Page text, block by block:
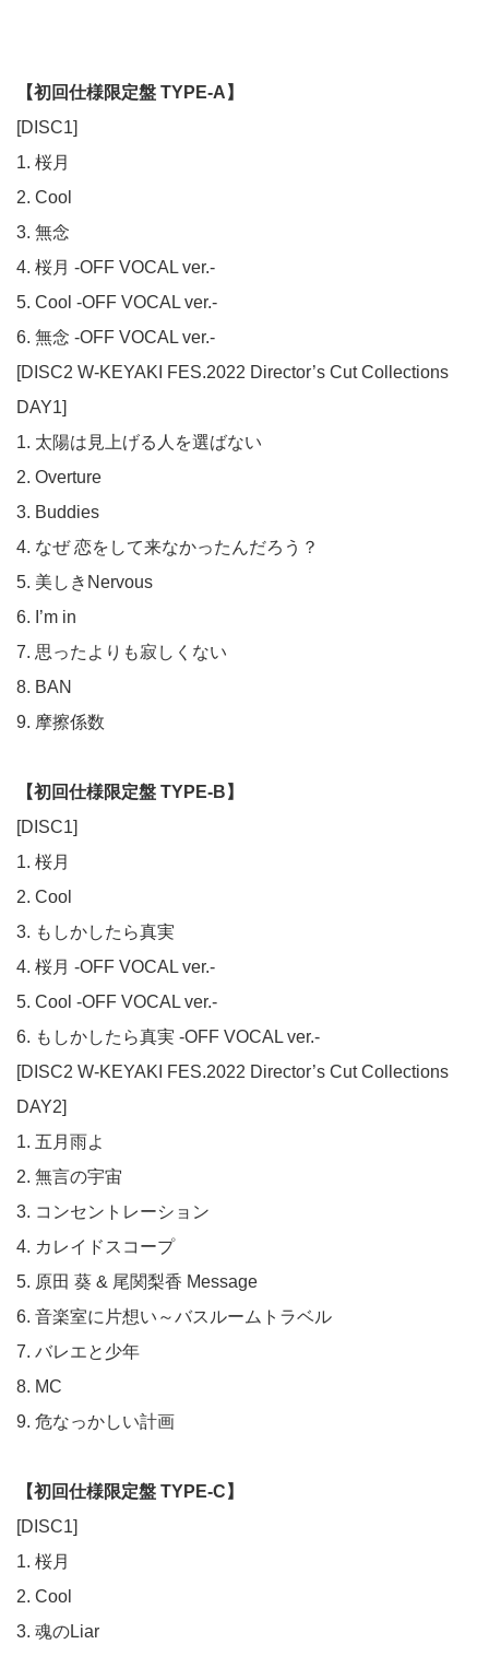
【初回仕様限定盤 TYPE-A】
[DISC1]
1. 桜月
2. Cool
3. 無念
4. 桜月 -OFF VOCAL ver.-
5. Cool -OFF VOCAL ver.-
6. 無念 -OFF VOCAL ver.-
[DISC2 W-KEYAKI FES.2022 Director’s Cut Collections
DAY1]
1. 太陽は見上げる人を選ばない
2. Overture
3. Buddies
4. なぜ 恋をして来なかったんだろう？
5. 美しきNervous
6. I’m in
7. 思ったよりも寂しくない
8. BAN
9. 摩擦係数
【初回仕様限定盤 TYPE-B】
[DISC1]
1. 桜月
2. Cool
3. もしかしたら真実
4. 桜月 -OFF VOCAL ver.-
5. Cool -OFF VOCAL ver.-
6. もしかしたら真実 -OFF VOCAL ver.-
[DISC2 W-KEYAKI FES.2022 Director’s Cut Collections
DAY2]
1. 五月雨よ
2. 無言の宇宙
3. コンセントレーション
4. カレイドスコープ
5. 原田 葵 & 尾関梨香 Message
6. 音楽室に片想い～バスルームトラベル
7. バレエと少年
8. MC
9. 危なっかしい計画
【初回仕様限定盤 TYPE-C】
[DISC1]
1. 桜月
2. Cool
3. 魂のLiar